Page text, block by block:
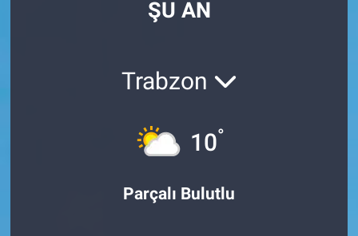
ŞU AN
Trabzon
10°
Parçalı Bulutlu
Son Dakika Haberleri